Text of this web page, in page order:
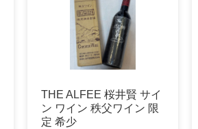
THE ALFEE 桜井賢 サイ
ン ワイン 秩父ワイン 限
定 希少